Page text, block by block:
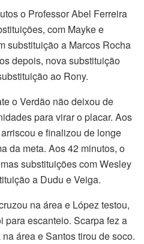
o Professor Abel Ferreira
com Mayke e
substituição a Marcos Rocha
depois, nova substituição
ao Rony.
o Verdão não deixou de
para virar o placar. Aos
e finalizou de longe
da meta. Aos 42 minutos, o
substituições com Wesley
a Dudu e Veiga.
na área e López testou,
para escanteio. Scarpa fez a
área e Santos tirou de soco.